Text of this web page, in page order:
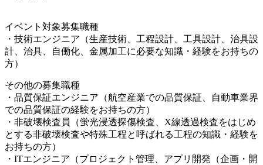
イベント対象募集職種
・技術エンジニア（生産技術、工程設計、工具設計、治具設
計、治具、自働化、金属加工に必要な知識・経験をお持ちの
方）
その他の募集職種
・品質保証エンジニア（航空産業での品質保証、自動車業界
での品質保証の経験をお持ちの方）
・非破壊検査員（蛍光浸透探傷検査、X線透過検査をはじめ
とする非破壊検査や特殊工程と呼ばれる工程の知識・経験を
お持ちの方）
・ITエンジニア（プロジェクト管理、アプリ開発（企画・開